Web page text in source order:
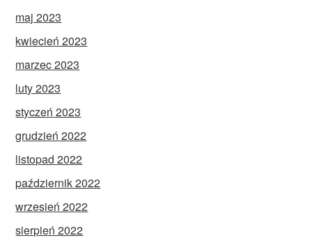
maj 2023
kwiecień 2023
marzec 2023
luty 2023
styczeń 2023
grudzień 2022
listopad 2022
październik 2022
wrzesień 2022
sierpień 2022